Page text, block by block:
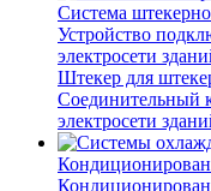
Система
Устройство
электросети
Штекер для
Соединительный
электросети